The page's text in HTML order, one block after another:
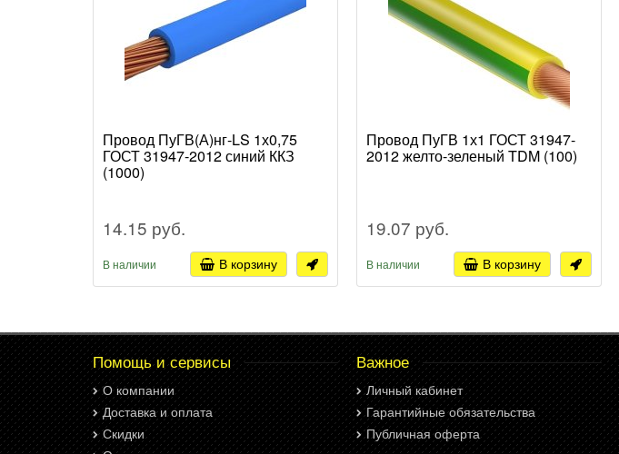
Провод ПуГВ(А)нг-LS 1х0,75
ГОСТ 31947-2012 синий ККЗ
(1000)
14.15 руб.
В наличии В корзину
Провод ПуГВ 1х1 ГОСТ 31947-
2012 желто-зеленый TDM (100)
19.07 руб.
В наличии В корзину
Помощь и сервисы
О компании
Доставка и оплата
Скидки
Важное
Личный кабинет
Гарантийные обязательства
Публичная оферта